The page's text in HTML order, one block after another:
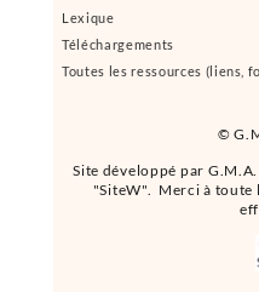
©
Site développé par
"SiteW". Merci à
Lexique
Téléchargements
Toutes les ressources (liens,